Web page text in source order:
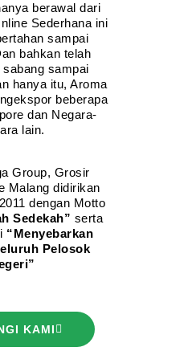
berawal dari
Sederhana ini
sampai
bahkan telah
sampai
hanya itu, Aroma
beberapa
dan Negara-
lain.
Group, Grosir
Malang didirikan
dengan Motto
Sedekah” serta
“Menyebarkan
Pelosok
KAMI